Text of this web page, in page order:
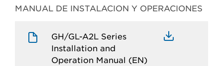
MANUAL DE INSTALACION Y OPERACIONES
GH/GL-A2L Series
Installation and
Operation Manual (EN)